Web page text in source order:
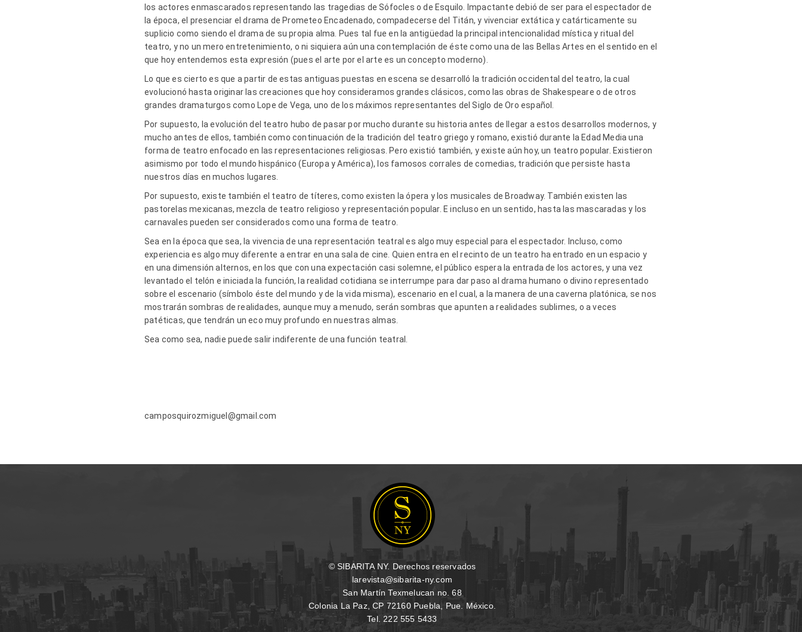
los actores enmascarados representando las tragedias de Sófocles o de Esquilo. Impactante debió de ser para el espectador de
la época, el presenciar el drama de Prometeo Encadenado, compadecerse del Titán, y vivenciar extática y catárticamente su
suplicio como siendo el drama de su propia alma. Pues tal fue en la antigüedad la principal intencionalidad mística y ritual del
teatro, y no un mero entretenimiento, o ni siquiera aún una contemplación de éste como una de las Bellas Artes en el sentido en el
que hoy entendemos esta expresión (pues el arte por el arte es un concepto moderno).
Lo que es cierto es que a partir de estas antiguas puestas en escena se desarrolló la tradición occidental del teatro, la cual
evolucionó hasta originar las creaciones que hoy consideramos grandes clásicos, como las obras de Shakespeare o de otros
grandes dramaturgos como Lope de Vega, uno de los máximos representantes del Siglo de Oro español.
Por supuesto, la evolución del teatro hubo de pasar por mucho durante su historia antes de llegar a estos desarrollos modernos, y
mucho antes de ellos, también como continuación de la tradición del teatro griego y romano, existió durante la Edad Media una
forma de teatro enfocado en las representaciones religiosas. Pero existió también, y existe aún hoy, un teatro popular. Existieron
asimismo por todo el mundo hispánico (Europa y América), los famosos corrales de comedias, tradición que persiste hasta
nuestros días en muchos lugares.
Por supuesto, existe también el teatro de títeres, como existen la ópera y los musicales de Broadway. También existen las
pastorelas mexicanas, mezcla de teatro religioso y representación popular. E incluso en un sentido, hasta las mascaradas y los
carnavales pueden ser considerados como una forma de teatro.
Sea en la época que sea, la vivencia de una representación teatral es algo muy especial para el espectador. Incluso, como
experiencia es algo muy diferente a entrar en una sala de cine. Quien entra en el recinto de un teatro ha entrado en un espacio y
en una dimensión alternos, en los que con una expectación casi solemne, el público espera la entrada de los actores, y una vez
levantado el telón e iniciada la función, la realidad cotidiana se interrumpe para dar paso al drama humano o divino representado
sobre el escenario (símbolo éste del mundo y de la vida misma), escenario en el cual, a la manera de una caverna platónica, se nos
mostrarán sombras de realidades, aunque muy a menudo, serán sombras que apunten a realidades sublimes, o a veces
patéticas, que tendrán un eco muy profundo en nuestras almas.
Sea como sea, nadie puede salir indiferente de una función teatral.
camposquirozmiguel@gmail.com
© SIBARITA NY. Derechos reservados
larevista@sibarita-ny.com
San Martín Texmelucan no. 68
Colonia La Paz, CP 72160 Puebla, Pue. México.
Tel. 222 555 5433